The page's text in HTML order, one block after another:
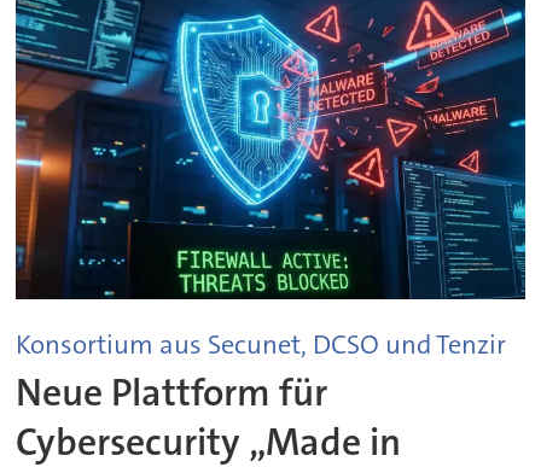
Konsortium aus Secunet, DCSO und Tenzir
Neue Plattform für
Cybersecurity „Made in